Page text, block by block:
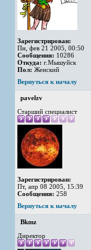
Зарегистрирован:
Пн, фев 21 2005, 00:50
Сообщения: 10286
Откуда: г.Мышуйск
Пол: Женский
Вернуться к началу
pavelzv
Старший специалист
Зарегистрирован:
Пт, апр 08 2005, 15:39
Сообщения: 258
Вернуться к началу
Bkmz
Директор